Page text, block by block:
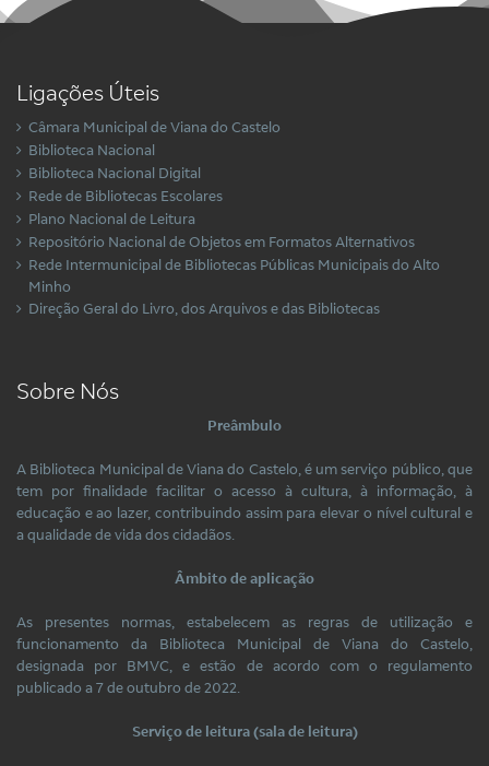
Ligações Úteis
Câmara Municipal de Viana do Castelo
Biblioteca Nacional
Biblioteca Nacional Digital
Rede de Bibliotecas Escolares
Plano Nacional de Leitura
Repositório Nacional de Objetos em Formatos Alternativos
Rede Intermunicipal de Bibliotecas Públicas Municipais do Alto
Minho
Direção Geral do Livro, dos Arquivos e das Bibliotecas
Sobre Nós
Preâmbulo
A Biblioteca Municipal de Viana do Castelo, é um serviço público, que
tem por finalidade facilitar o acesso à cultura, à informação, à
educação e ao lazer, contribuindo assim para elevar o nível cultural e
a qualidade de vida dos cidadãos.
Âmbito de aplicação
As presentes normas, estabelecem as regras de utilização e
funcionamento da Biblioteca Municipal de Viana do Castelo,
designada por BMVC, e estão de acordo com o regulamento
publicado a 7 de outubro de 2022.
Serviço de leitura (sala de leitura)